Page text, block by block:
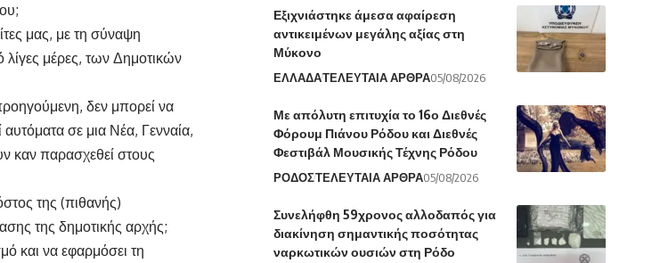
μας, με τη σύναψη
λίγες μέρες, των Δημοτικών
δεν μπορεί να
αυτόματα σε μια Νέα, Γενναία,
καν παρασχεθεί στους
της (πιθανής)
της δημοτικής αρχής;
και να εφαρμόσει τη
Εξιχνιάστηκε άμεσα αφαίρεση
αντικειμένων μεγάλης αξίας στη
Μύκονο
ΕΛΛΑΔΑΤΕΛΕΥΤΑΙΑ ΑΡΘΡΑ05/08/2026
Με απόλυτη επιτυχία το 16ο Διεθνές
Φόρουμ Πιάνου Ρόδου και Διεθνές
Φεστιβάλ Μουσικής Τέχνης Ρόδου
ΡΟΔΟΣΤΕΛΕΥΤΑΙΑ ΑΡΘΡΑ05/08/2026
Συνελήφθη 59χρονος αλλοδαπός για
διακίνηση σημαντικής ποσότητας
ναρκωτικών ουσιών στη Ρόδο